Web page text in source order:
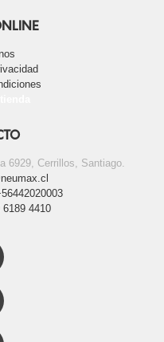
6929, Cerrillos, Santiago.
6189 4410